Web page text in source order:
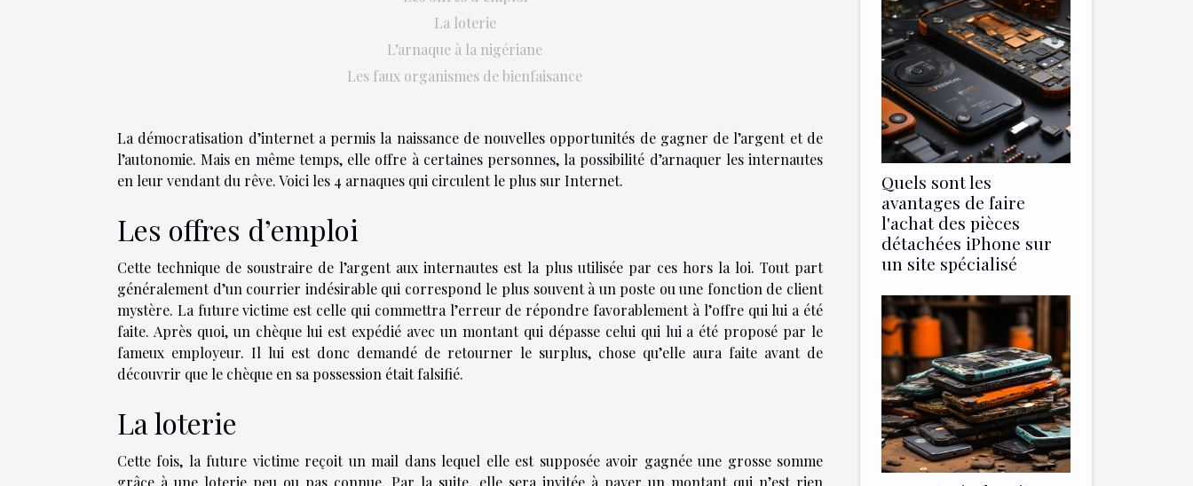
La loterie
L’arnaque à la nigériane
Les faux organismes de bienfaisance
La démocratisation d’internet a permis la naissance de nouvelles opportunités de gagner de l’argent et de
l’autonomie. Mais en même temps, elle offre à certaines personnes, la possibilité d’arnaquer les internautes
en leur vendant du rêve. Voici les 4 arnaques qui circulent le plus sur Internet.
Les offres d’emploi
Cette technique de soustraire de l’argent aux internautes est la plus utilisée par ces hors la loi. Tout part
généralement d’un courrier indésirable qui correspond le plus souvent à un poste ou une fonction de client
mystère. La future victime est celle qui commettra l’erreur de répondre favorablement à l’offre qui lui a été
faite. Après quoi, un chèque lui est expédié avec un montant qui dépasse celui qui lui a été proposé par le
fameux employeur. Il lui est donc demandé de retourner le surplus, chose qu’elle aura faite avant de
découvrir que le chèque en sa possession était falsifié.
La loterie
Cette fois, la future victime reçoit un mail dans lequel elle est supposée avoir gagnée une grosse somme
grâce à une loterie peu ou pas connue. Par la suite, elle sera invitée à payer un montant qui n’est rien
Quels sont les
avantages de faire
l'achat des pièces
détachées iPhone sur
un site spécialisé